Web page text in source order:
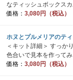
なティッシュボックス
価格： 3,080円（税込）
ホヌとプルメリアのテ
＜キット詳細＞ すっか
色合いで見本を作って
価格： 3,080円（税込）